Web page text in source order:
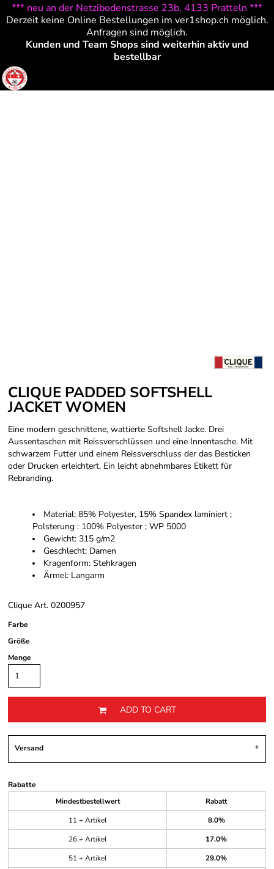
*** neu an der Netzibodenstrasse 23b, 4133 Pratteln ***
Derzeit keine Online Bestellungen im ver1shop.ch möglich.
Anfragen sind möglich.
Kunden und Team Shops sind weiterhin aktiv und
bestellbar
CLIQUE PADDED SOFTSHELL
JACKET WOMEN
Eine modern geschnittene, wattierte Softshell Jacke. Drei
Aussentaschen mit Reissverschlüssen und eine Innentasche. Mit
schwarzem Futter und einem Reissverschluss der das Besticken
oder Drucken erleichtert. Ein leicht abnehmbares Etikett für
Rebranding.
Material: 85% Polyester, 15% Spandex laminiert ;
Polsterung : 100% Polyester ; WP 5000
Gewicht: 315 g/m2
Geschlecht: Damen
Kragenform: Stehkragen
Ärmel: Langarm
Clique Art. 0200957
Farbe
Größe
Menge
ADD TO CART
Versand
Rabatte
Mindestbestellwert
Rabatt
11 + Artikel
8.0%
26 + Artikel
17.0%
51 + Artikel
29.0%